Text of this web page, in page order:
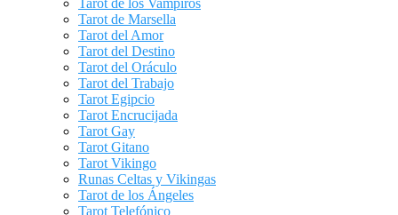
Tarot de los Vampiros
Tarot de Marsella
Tarot del Amor
Tarot del Destino
Tarot del Oráculo
Tarot del Trabajo
Tarot Egipcio
Tarot Encrucijada
Tarot Gay
Tarot Gitano
Tarot Vikingo
Runas Celtas y Vikingas
Tarot de los Ángeles
Tarot Telefónico